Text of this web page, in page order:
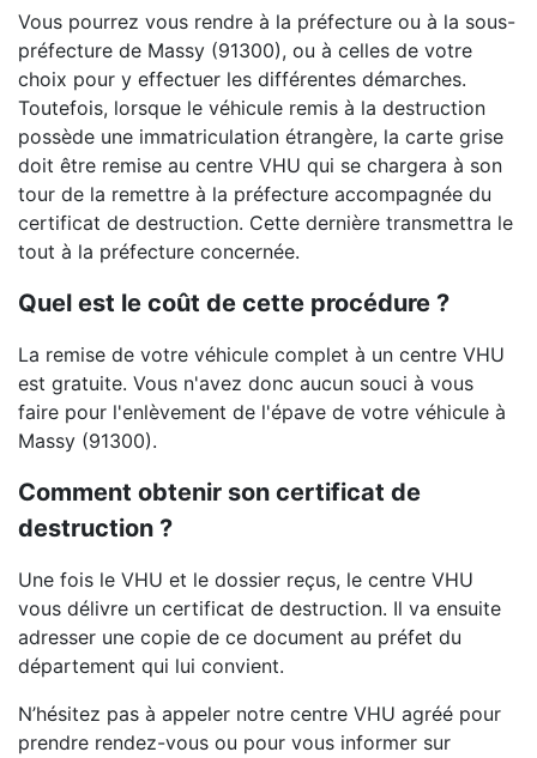
Vous pourrez vous rendre à la préfecture ou à la sous-
préfecture de Massy (91300), ou à celles de votre
choix pour y effectuer les différentes démarches.
Toutefois, lorsque le véhicule remis à la destruction
possède une immatriculation étrangère, la carte grise
doit être remise au centre VHU qui se chargera à son
tour de la remettre à la préfecture accompagnée du
certificat de destruction. Cette dernière transmettra le
tout à la préfecture concernée.
Quel est le coût de cette procédure ?
La remise de votre véhicule complet à un centre VHU
est gratuite. Vous n'avez donc aucun souci à vous
faire pour l'enlèvement de l'épave de votre véhicule à
Massy (91300).
Comment obtenir son certificat de
destruction ?
Une fois le VHU et le dossier reçus, le centre VHU
vous délivre un certificat de destruction. Il va ensuite
adresser une copie de ce document au préfet du
département qui lui convient.
N’hésitez pas à appeler notre centre VHU agréé pour
prendre rendez-vous ou pour vous informer sur